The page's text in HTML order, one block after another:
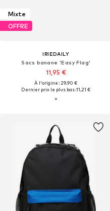
Mixte
OFFRE
IRIEDAILY
Sacs banane 'Easy Flag'
11,95 €
À l'origine : 29,90 €
Dernier prix le plus bas :11,21 €